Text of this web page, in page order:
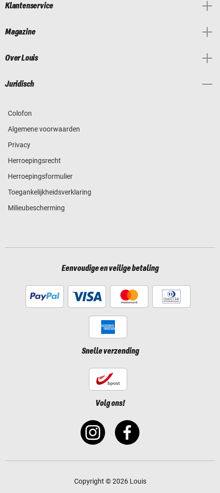
Klantenservice
Magazine
Over Louis
Juridisch
Colofon
Algemene voorwaarden
Privacy
Herroepingsrecht
Herroepingsformulier
Toegankelijkheidsverklaring
Milieubescherming
Eenvoudige en veilige betaling
Snelle verzending
Volg ons!
Copyright © 2026 Louis